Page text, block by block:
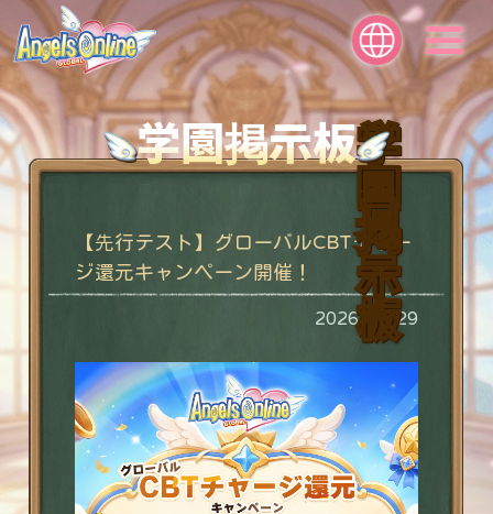
学園掲示板学
園
掲
示
板
【先行テスト】グローバルCBTチャー
ジ還元キャンペーン開催！
2026/05/29